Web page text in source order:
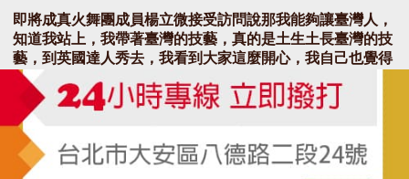
即將成真火舞團成員楊立微接受訪問說那我能夠讓臺灣人，
知道我站上，我帶著臺灣的技藝，真的是土生土長臺灣的技
藝，到英國達人秀去，我看到大家這麼開心，我自己也覺得
很榮幸。
即將成真火舞團成員楊立微說去挑戰你的生活，去挑戰每個
舞台。讓點了火之後的火桌，騰空高速旋轉，倒立僅用單腳
支撐，除了要腹部核心肌耐力，單腳的腳趾指尖穩定度讓全
場看傻，評審也一致通過。